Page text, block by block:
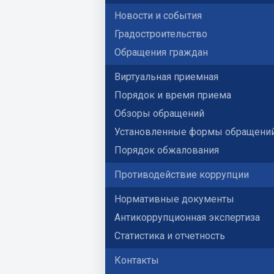
Новости и события
Градостроительство
Обращения граждан
Виртуальная приемная
Порядок и время приема
Обзоры обращений
Установленные формы
Порядок обжалования
Противодействие коррупции
Нормативные документы
Антикоррупционная экспертиза
Статистика и отчетность
Контакты